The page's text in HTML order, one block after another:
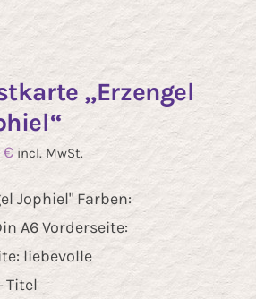
„Erzengel
€ incl. MwSt.
Jophiel" Farben:
A6 Vorderseite:
liebevolle
Titel